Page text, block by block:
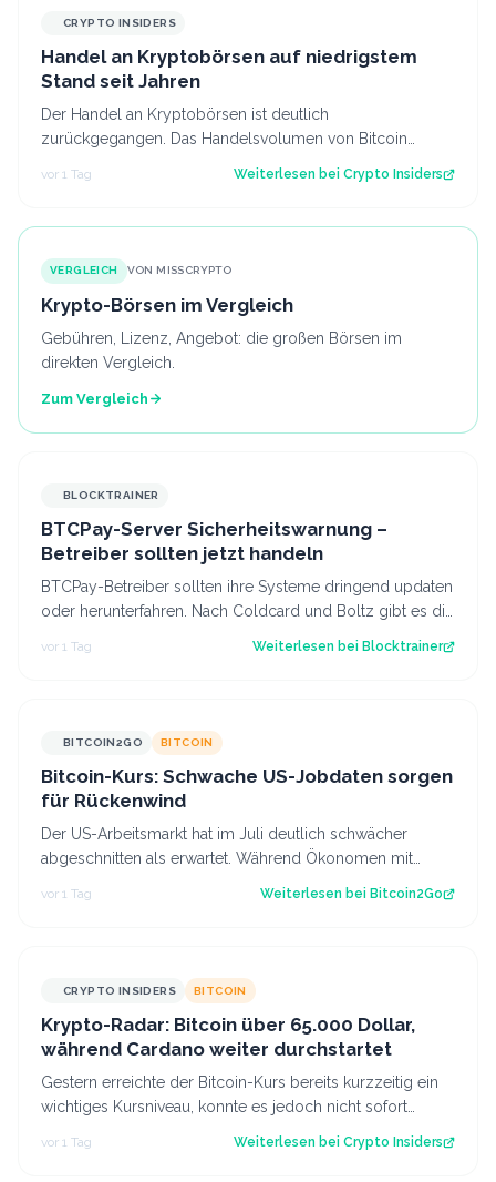
CRYPTO INSIDERS
Handel an Kryptobörsen auf niedrigstem
Stand seit Jahren
Der Handel an Kryptobörsen ist deutlich
zurückgegangen. Das Handelsvolumen von Bitcoin
befindet sich inzwischen auf einem ähnlichen Niveau w…
vor 1 Tag Weiterlesen bei Crypto Insiders
VERGLEICH VON MISSCRYPTO
Krypto-Börsen im Vergleich
Gebühren, Lizenz, Angebot: die großen Börsen im
direkten Vergleich.
Zum Vergleich
BLOCKTRAINER
BTCPay-Server Sicherheitswarnung –
Betreiber sollten jetzt handeln
BTCPay-Betreiber sollten ihre Systeme dringend updaten
oder herunterfahren. Nach Coldcard und Boltz gibt es die
vor 1 Tag Weiterlesen bei Blocktrainer
BITCOIN2GO BITCOIN
Bitcoin-Kurs: Schwache US-Jobdaten sorgen
für Rückenwind
Der US-Arbeitsmarkt hat im Juli deutlich schwächer
abgeschnitten als erwartet. Während Ökonomen mit
einem Stellenaufbau gerechnet hatten, gi…
vor 1 Tag Weiterlesen bei Bitcoin2Go
CRYPTO INSIDERS BITCOIN
Krypto-Radar: Bitcoin über 65.000 Dollar,
während Cardano weiter durchstartet
Gestern erreichte der Bitcoin-Kurs bereits kurzzeitig ein
wichtiges Kursniveau, konnte es jedoch nicht sofort
vor 1 Tag Weiterlesen bei Crypto Insiders